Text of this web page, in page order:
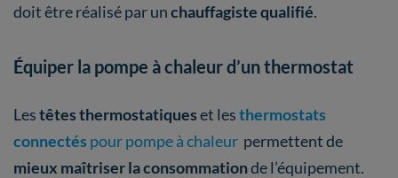
doit être réalisé par unchauffagiste qualifié.
Équiper la pompe à chaleur d’un thermostat
Lestêtes thermostatiqueset lesthermostats
connectés pour pompe à chaleur permettent de
mieux maîtriser la consommationde l’équipement.